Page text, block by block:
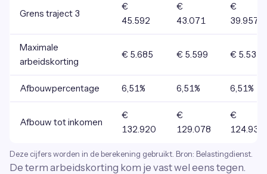
Grens traject 3
€
45.592
€
43.071
€
39.957
Maximale
arbeidskorting
€ 5.685 € 5.599 € 5.532
Afbouwpercentage 6,51% 6,51% 6,51%
Afbouw tot inkomen
€
132.920
€
129.078
€
124.934
Deze cijfers worden in de berekening gebruikt. Bron: Belastingdienst.
De term arbeidskorting kom je vast wel eens tegen.